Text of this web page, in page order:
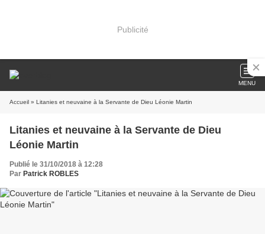
Publicité
MENU
Accueil » Litanies et neuvaine à la Servante de Dieu Léonie Martin
Litanies et neuvaine à la Servante de Dieu
Léonie Martin
Publié le 31/10/2018 à 12:28
Par Patrick ROBLES